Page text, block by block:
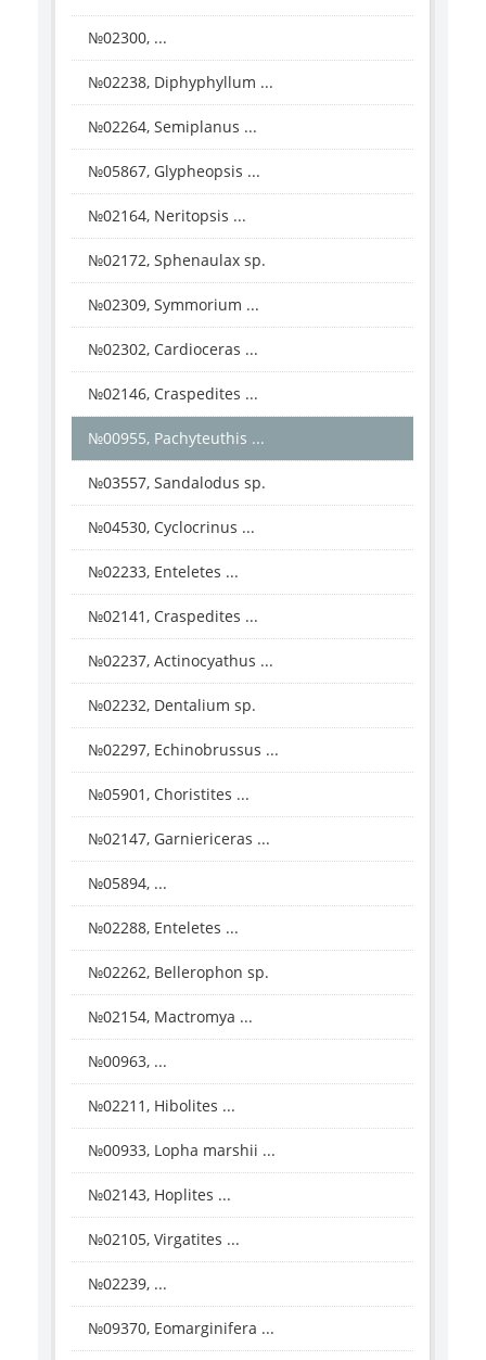
№02300, ...
№02238, Diphyphyllum ...
№02264, Semiplanus ...
№05867, Glypheopsis ...
№02164, Neritopsis ...
№02172, Sphenaulax sp.
№02309, Symmorium ...
№02302, Cardioceras ...
№02146, Craspedites ...
№00955, Pachyteuthis ...
№03557, Sandalodus sp.
№04530, Cyclocrinus ...
№02233, Enteletes ...
№02141, Craspedites ...
№02237, Actinocyathus ...
№02232, Dentalium sp.
№02297, Echinobrussus ...
№05901, Choristites ...
№02147, Garniericeras ...
№05894, ...
№02288, Enteletes ...
№02262, Bellerophon sp.
№02154, Mactromya ...
№00963, ...
№02211, Hibolites ...
№00933, Lopha marshii ...
№02143, Hoplites ...
№02105, Virgatites ...
№02239, ...
№09370, Eomarginifera ...